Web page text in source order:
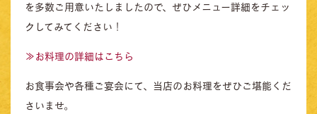
を多数ご用意いたしましたので、ぜひメニュー詳細をチェッ
クしてみてください！
≫お料理の詳細はこちら
お食事会や各種ご宴会にて、当店のお料理をぜひご堪能くだ
さいませ。